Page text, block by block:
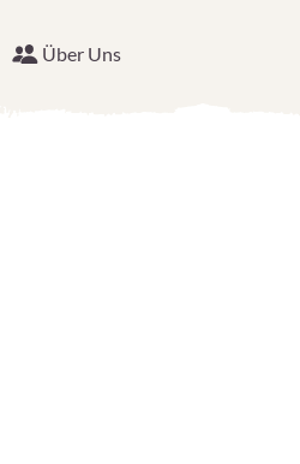
Über Uns